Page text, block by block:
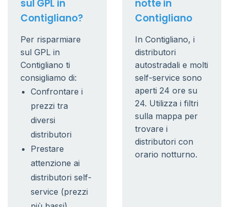
sul GPL in
Contigliano?
Per risparmiare
sul GPL in
Contigliano ti
consigliamo di:
Confrontare i
prezzi tra
diversi
distributori
Prestare
attenzione ai
distributori self-
service (prezzi
notte in
Contigliano
In Contigliano, i
distributori
autostradali e molti
self-service sono
aperti 24 ore su
24. Utilizza i filtri
sulla mappa per
trovare i
distributori con
orario notturno.